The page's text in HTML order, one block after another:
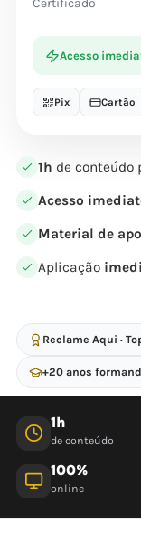
1h de conteúdo
Acesso
Material de
Aplicação
Reclame Aqui ·
+20 anos
Certificado
Acesso
Pix Cartão
1h
de conteúdo
100%
online